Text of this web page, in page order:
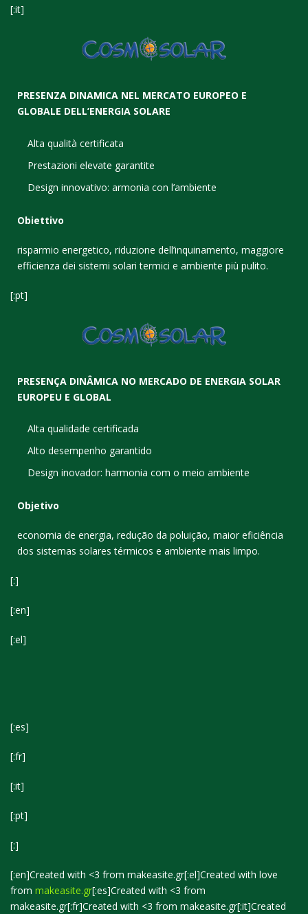
[:it]
PRESENZA DINAMICA NEL MERCATO EUROPEO E
GLOBALE DELL’ENERGIA SOLARE
Alta qualità certificata
Prestazioni elevate garantite
Design innovativo: armonia con l’ambiente
Obiettivo
risparmio energetico, riduzione dell’inquinamento, maggiore
efficienza dei sistemi solari termici e ambiente più pulito.
[:pt]
PRESENÇA DINÂMICA NO MERCADO DE ENERGIA SOLAR
EUROPEU E GLOBAL
Alta qualidade certificada
Alto desempenho garantido
Design inovador: harmonia com o meio ambiente
Objetivo
economia de energia, redução da poluição, maior eficiência
dos sistemas solares térmicos e ambiente mais limpo.
[:]
[:en]
[:el]
[:es]
[:fr]
[:it]
[:pt]
[:]
[:en]Created with <3 from makeasite.gr[:el]Created with love
from makeasite.gr[:es]Created with <3 from
makeasite.gr[:fr]Created with <3 from makeasite.gr[:it]Created